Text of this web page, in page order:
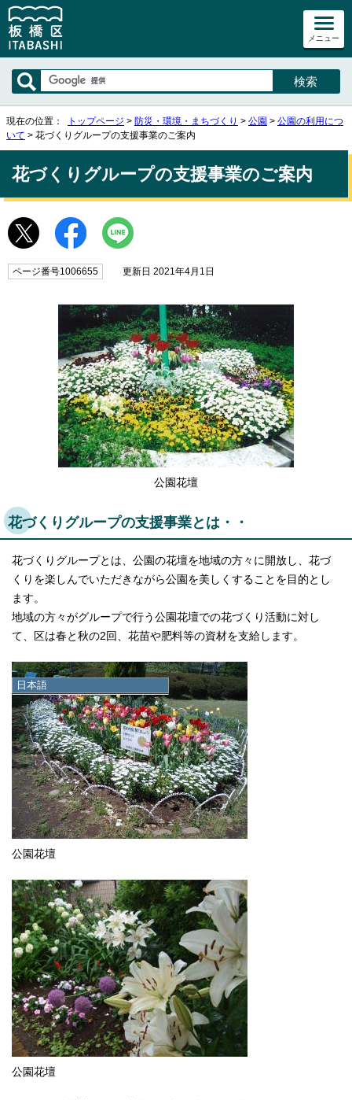
メニュー
日本語
日本語
English
한국어
简体中文
繁體中文
現在の位置： トップページ > 防災・環境・まちづくり > 公園 > 公園の利用につ
いて > 花づくりグループの支援事業のご案内
花づくりグループの支援事業のご案内
ページ番号1006655 更新日 2021年4月1日
公園花壇
花づくりグループの支援事業とは・・
花づくりグループとは、公園の花壇を地域の方々に開放し、花づ
くりを楽しんでいただきながら公園を美しくすることを目的とし
ます。
地域の方々がグループで行う公園花壇での花づくり活動に対し
て、区は春と秋の2回、花苗や肥料等の資材を支給します。
公園花壇
公園花壇